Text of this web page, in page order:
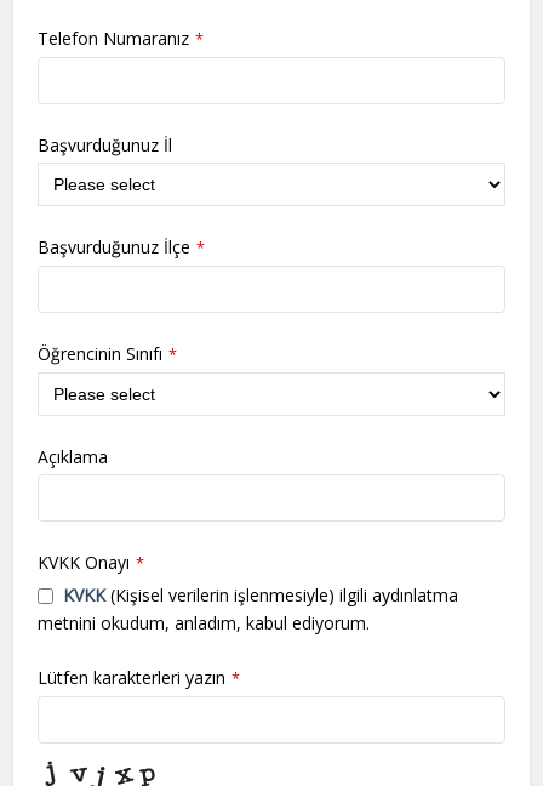
Telefon Numaranız *
Başvurduğunuz İl
Başvurduğunuz İlçe *
Öğrencinin Sınıfı *
Açıklama
KVKK Onayı *
KVKK(Kişisel verilerin işlenmesiyle) ilgili aydınlatma
metnini okudum, anladım, kabul ediyorum.
Lütfen karakterleri yazın *